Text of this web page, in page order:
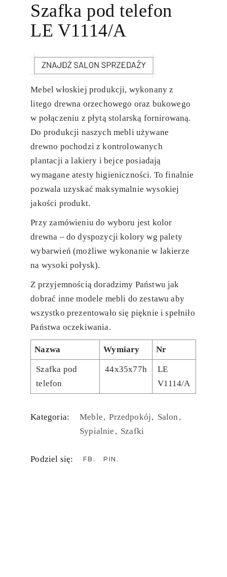
Szafka pod telefon
LE V1114/A
Mebel włoskiej produkcji, wykonany z
litego drewna orzechowego oraz bukowego
w połączeniu z płytą stolarską fornirowaną.
Do produkcji naszych mebli używane
drewno pochodzi z kontrolowanych
plantacji a lakiery i bejce posiadają
wymagane atesty higieniczności. To finalnie
pozwala uzyskać maksymalnie wysokiej
jakości produkt.
Przy zamówieniu do wyboru jest kolor
drewna – do dyspozycji kolory wg palety
wybarwień (możliwe wykonanie w lakierze
na wysoki połysk).
Z przyjemnością doradzimy Państwu jak
dobrać inne modele mebli do zestawu aby
wszystko prezentowało się pięknie i spełniło
Państwa oczekiwania.
Nazwa Wymiary Nr
Szafka pod
telefon
44x35x77h
LE
V1114/A
Kategoria: Meble Przedpokój Salon
Sypialnie Szafki
Podziel się: FB PIN